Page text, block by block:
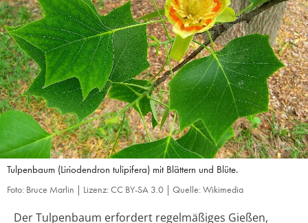
Tulpenbaum (Liriodendron tulipifera) mit Blättern und Blüte.
Foto: Bruce Marlin | Lizenz: CC BY-SA 3.0 | Quelle: Wikimedia
Der Tulpenbaum erfordert regelmäßiges Gießen,